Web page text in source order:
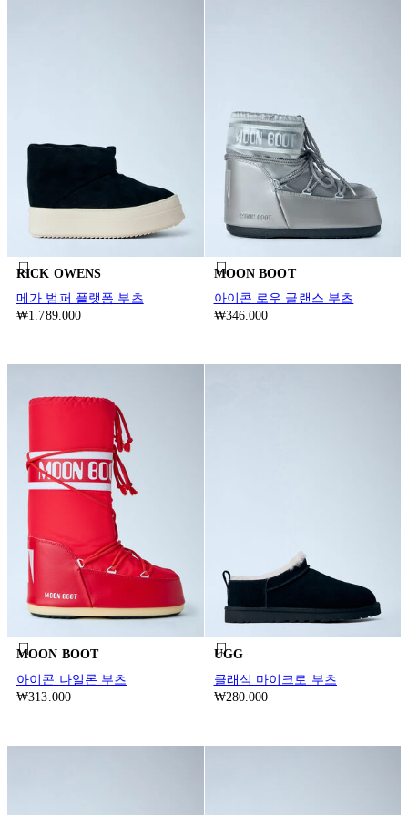
RICK OWENS
메가 범퍼 플랫폼 부츠
₩1.789.000
MOON BOOT
아이콘 로우 글랜스 부츠
₩346.000
MOON BOOT
아이콘 나일론 부츠
₩313.000
UGG
클래식 마이크로 부츠
₩280.000